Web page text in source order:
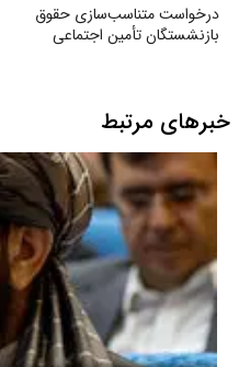
درخواست متناسب‌سازی حقوق
بازنشستگان تأمین اجتماعی
خبرهای مرتبط